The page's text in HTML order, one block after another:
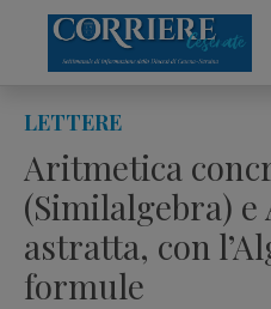
content
LETTERE
Aritmetica
(Similalgebra)
astratta, con
formule